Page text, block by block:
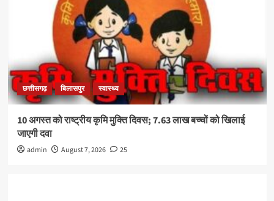
छत्तीसगढ़ बिलासपुर स्वास्थ्य
10 अगस्त को राष्ट्रीय कृमि मुक्ति दिवस; 7.63 लाख बच्चों को खिलाई
जाएगी दवा
admin August 7, 2026 25